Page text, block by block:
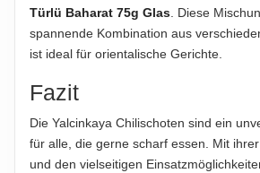
Türlü Baharat 75g Glas . Diese
spannende Kombination aus
ist ideal für orientalische Gerichte.
Fazit
Die Yalcinkaya Chilischoten sind ein
für alle, die gerne scharf essen. Mit
und den vielseitigen